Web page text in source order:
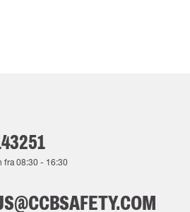
fra08:30- 16:30